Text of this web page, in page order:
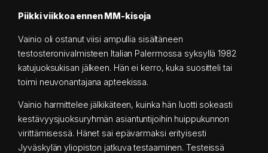
Piikki viikkoa ennen MM-kisoja
Vainio oli ostanut viisi ampullia sisältäneen
testosteronivalmisteen Italian Palermossa syksyllä 1982
katujuoksukisan jälkeen. Hän ei kerro, kuka suositteli tai
toimi neuvonantajana apteekissa.
Vainio harmittelee jälkikäteen, kuinka hän luotti sokeasti
kestävyysjuoksuryhmän asiantuntijoihin huippukunnon
virittämisessä. Hänet sai epävarmaksi erityisesti
Jyväskylän yliopiston jatkuva testaaminen. Testeissä